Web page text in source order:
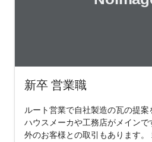
新卒 営業職
ルート営業で自社製造の瓦の提案
ハウスメーカや工務店がメイン
外のお客様との取引もあります